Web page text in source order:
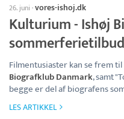
26. juni ·vores-ishoj.dk
Kulturium - Ishøj
sommerferietilbud
Filmentusiaster kan se frem
Biografklub Danmark, samt
begge er del af biografens
LES ARTIKKEL